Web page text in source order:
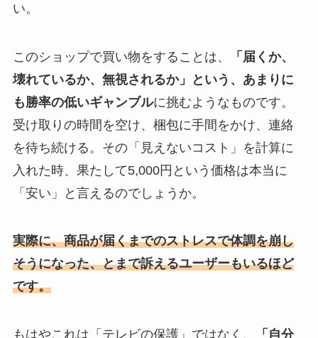
い。
このショップで買い物をすることは、
「届くか、
壊れているか、無視されるか」という、あまりに
も勝率の低いギャンブルに挑むようなものです。
受け取りの時間を空け、梱包に手間をかけ、連絡
を待ち続ける。その「見えないコスト」を計算に
入れた時、果たして5,000円という価格は本当に
「安い」と言えるのでしょうか。
実際に、商品が届くまでのストレスで体調を崩し
そうになった、とまで訴えるユーザーもいるほど
です。
もはやこれは「テレビの保護」ではなく、
「自分